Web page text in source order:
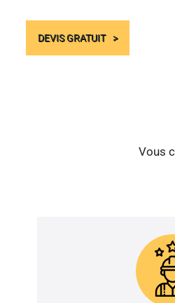
DEVIS GRATUIT
Vous